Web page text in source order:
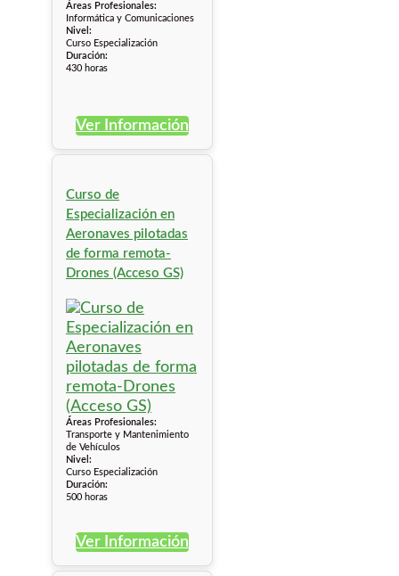
Áreas Profesionales:
Informática y Comunicaciones
Nivel:
Curso Especialización
Duración:
430 horas
Ver Información
Curso de
Especialización en
Aeronaves pilotadas
de forma remota-
Drones (Acceso GS)
Áreas Profesionales:
Transporte y Mantenimiento
de Vehículos
Nivel:
Curso Especialización
Duración:
500 horas
Ver Información